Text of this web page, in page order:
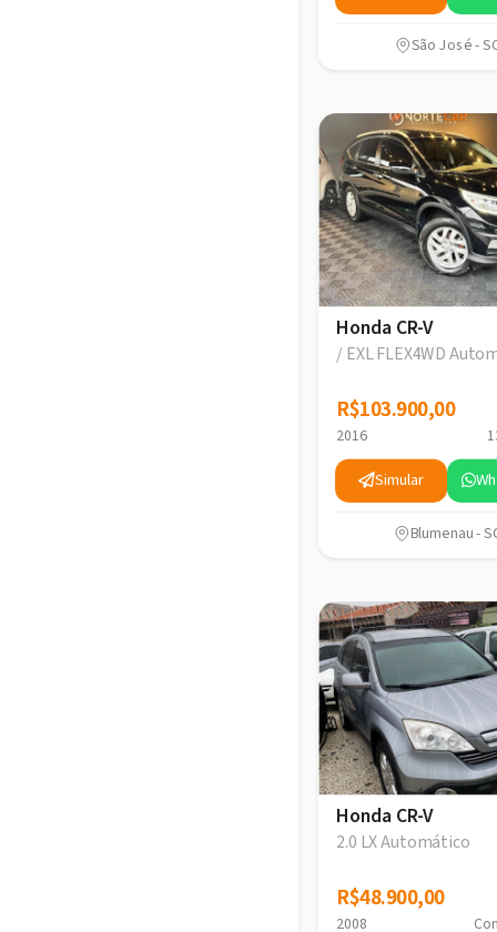
São José -
Honda CR-V
/ EXL FLEX4WD
R$103.900,00
R$103.900,00
2016
Simular
Blumenau -
Honda CR-V
2.0 LX Automático
R$48.900,00
R$48.900,00
2008